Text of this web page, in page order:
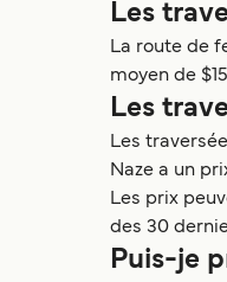
Les
La route de
moyen de
Les
Les
Naze a un
Les prix
des 30
Puis-je